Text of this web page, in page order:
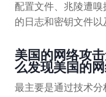
配置文件、兆陵遭
的日志和密钥文件以
美国的网络攻
么发现美国的
最主要是通过技术